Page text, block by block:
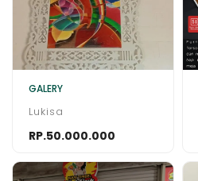
GALERY
Lukisa
RP.50.000.000